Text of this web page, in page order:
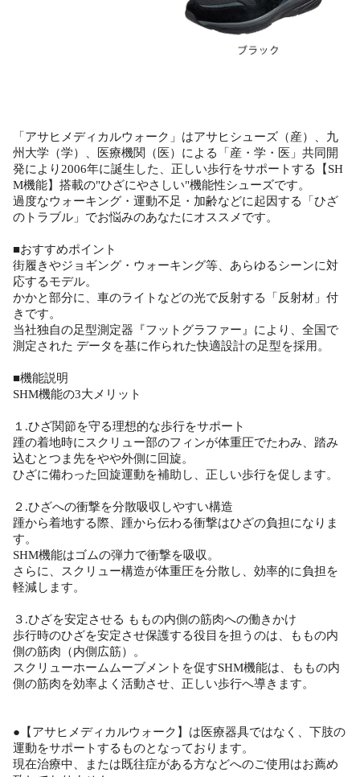
「アサヒメディカルウォーク」はアサヒシューズ（産）、九
州大学（学）、医療機関（医）による「産・学・医」共同開
発により2006年に誕生した、正しい歩行をサポートする【SH
M機能】搭載の"ひざにやさしい"機能性シューズです。
過度なウォーキング・運動不足・加齢などに起因する「ひざ
のトラブル」でお悩みのあなたにオススメです。
■おすすめポイント
街履きやジョギング・ウォーキング等、あらゆるシーンに対
応するモデル。
かかと部分に、車のライトなどの光で反射する「反射材」付
きです。
当社独自の足型測定器『フットグラファー』により、全国で
測定された データを基に作られた快適設計の足型を採用。
■機能説明
SHM機能の3大メリット
１.ひざ関節を守る理想的な歩行をサポート
踵の着地時にスクリュー部のフィンが体重圧でたわみ、踏み
込むとつま先をやや外側に回旋。
ひざに備わった回旋運動を補助し、正しい歩行を促します。
２.ひざへの衝撃を分散吸収しやすい構造
踵から着地する際、踵から伝わる衝撃はひざの負担になりま
す。
SHM機能はゴムの弾力で衝撃を吸収。
さらに、スクリュー構造が体重圧を分散し、効率的に負担を
軽減します。
３.ひざを安定させる ももの内側の筋肉への働きかけ
歩行時のひざを安定させ保護する役目を担うのは、ももの内
側の筋肉（内側広筋）。
スクリューホームムーブメントを促すSHM機能は、ももの内
側の筋肉を効率よく活動させ、正しい歩行へ導きます。
●【アサヒメディカルウォーク】は医療器具ではなく、下肢の
運動をサポートするものとなっております。
現在治療中、または既往症がある方などへのご使用はお薦め